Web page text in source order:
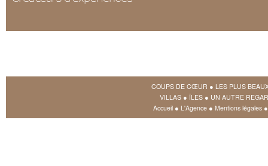
COUPS DE CŒUR ● LES PLUS
VILLAS ● ÎLES ● UN AUTRE
Accueil ● L'Agence ● Mentions légales